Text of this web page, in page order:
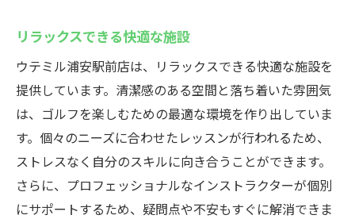
リラックスできる快適な施設
ウテミル浦安駅前店は、リラックスできる快適な施設を
提供しています。清潔感のある空間と落ち着いた雰囲気
は、ゴルフを楽しむための最適な環境を作り出していま
す。個々のニーズに合わせたレッスンが行われるため、
ストレスなく自分のスキルに向き合うことができます。
さらに、プロフェッショナルなインストラクターが個別
にサポートするため、疑問点や不安もすぐに解消できま